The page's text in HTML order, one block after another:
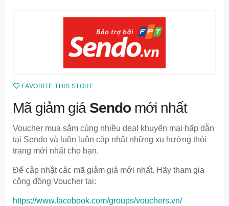
FAVORITE THIS STORE
Mã giảm giá Sendo mới nhất
Voucher mua sắm cùng nhiều deal khuyến mại hấp dẫn
tại Sendo và luôn luôn cập nhật những xu hướng thòi
trang mới nhất cho bạn.
Để cập nhật các mã giảm giá mới nhất. Hãy tham gia
cộng đồng Voucher tại:
https://www.facebook.com/groups/vouchers.vn/